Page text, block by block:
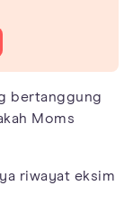
bertanggung
Moms
riwayat eksim